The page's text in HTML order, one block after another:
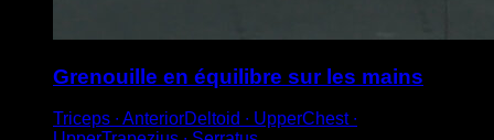
Grenouille en équilibre sur les mains
Triceps ∙ AnteriorDeltoid ∙ UpperChest ∙